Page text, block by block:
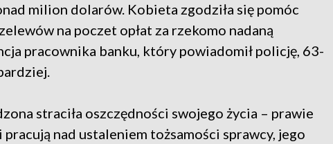
milion dolarów. Kobieta zgodziła się pomóc
na poczet opłat za rzekomo nadaną
pracownika banku, który powiadomił policję, 63-
straciła oszczędności swojego życia – prawie
nad ustaleniem tożsamości sprawcy, jego